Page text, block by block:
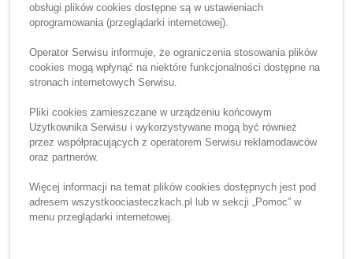
obsługi plików cookies dostępne są w ustawieniach
oprogramowania (przeglądarki internetowej).
Operator Serwisu informuje, że ograniczenia stosowania plików
cookies mogą wpłynąć na niektóre funkcjonalności dostępne na
stronach internetowych Serwisu.
Pliki cookies zamieszczane w urządzeniu końcowym
Użytkownika Serwisu i wykorzystywane mogą być również
przez współpracujących z operatorem Serwisu reklamodawców
oraz partnerów.
Więcej informacji na temat plików cookies dostępnych jest pod
adresem wszystkoociasteczkach.pl lub w sekcji „Pomoc” w
menu przeglądarki internetowej.